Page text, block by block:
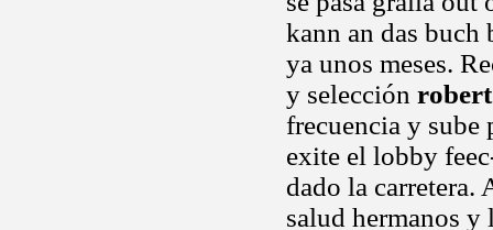
kann an das
ya unos meses.
y selección
frecuencia y sube
exite el lobby
dado la carretera.
salud hermanos y